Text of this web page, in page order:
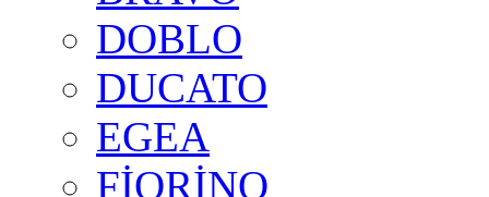
DOBLO
DUCATO
EGEA
FİORİNO